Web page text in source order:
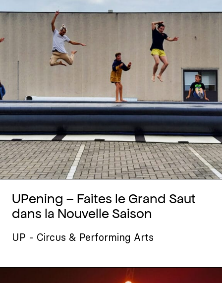
UPening – Faites le Grand Saut
dans la Nouvelle Saison
UP - Circus & Performing Arts